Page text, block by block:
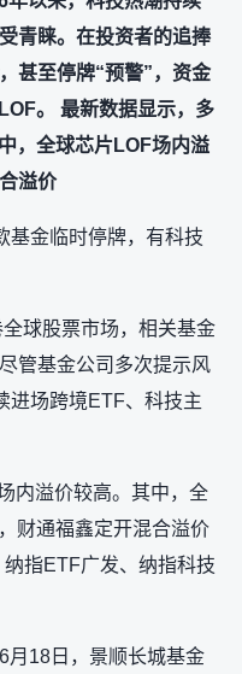
青睐。在投资者的追捧
甚至停牌“预警”，资金
。 最新数据显示，多
，全球芯片LOF场内溢
溢价
基金临时停牌，有科技
球股票市场，相关基金
管基金公司多次提示风
进场跨境ETF、科技主
内溢价较高。其中，全
财通福鑫定开混合溢价
指ETF广发、纳指科技
月18日，景顺长城基金